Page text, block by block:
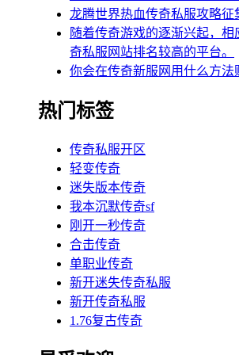
龙腾世界热血传奇私服攻略征
随着传奇游戏的逐渐兴起，
奇私服网站排名较高的平台。
你会在传奇新服网用什么方法
热门标签
传奇私服开区
轻变传奇
迷失版本传奇
我本沉默传奇sf
刚开一秒传奇
合击传奇
单职业传奇
新开迷失传奇私服
新开传奇私服
1.76复古传奇